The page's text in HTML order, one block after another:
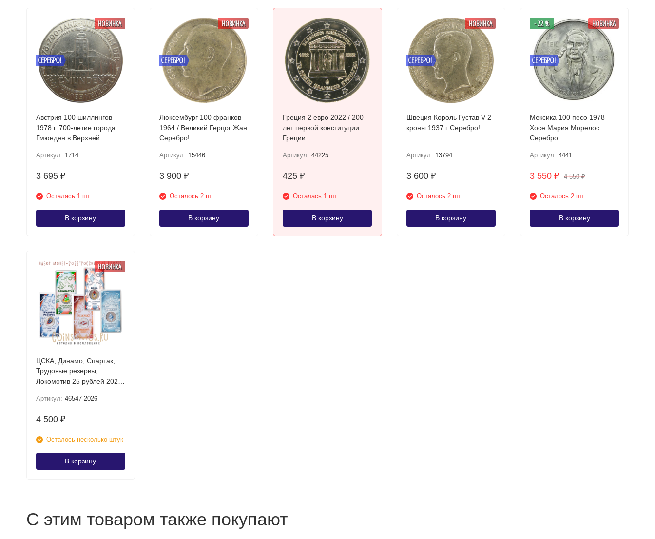
СЕРЕБРО!
НОВИНКА
Австрия 100 шиллингов
1978 г. 700-летие города
Гмюнден в Верхней
Артикул: 1714
3 695 ₽
Осталась 1 шт.
В корзину
СЕРЕБРО!
НОВИНКА
Люксембург 100 франков
1964 / Великий Герцог Жан
Серебро!
Артикул: 15446
3 900 ₽
Осталось 2 шт.
В корзину
Греция 2 евро 2022 / 200
лет первой конституции
Греции
Артикул: 44225
425₽
Осталась 1 шт.
В корзину
СЕРЕБРО!
НОВИНКА
Швеция Король Густав V 2
кроны 1937 г Серебро!
Артикул: 13794
3 600 ₽
Осталось 2 шт.
В корзину
СЕРЕБРО!
- 22 % НОВИНКА
Мексика 100 песо 1978
Хосе Мария Морелос
Серебро!
Артикул: 4441
3 550₽ 4 550₽
Осталось 2 шт.
В корзину
НОВИНКА
ЦСКА, Динамо, Спартак,
Трудовые резервы,
Локомотив 25 рублей 2026
Набор цветных монет в
Артикул: 46547-2026
4 500 ₽
Осталось несколько штук
В корзину
С этим товаром также покупают